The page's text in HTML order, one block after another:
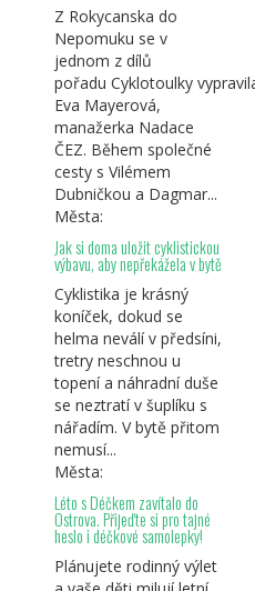
Z Rokycanska do
Nepomuku se v
jednom z dílů
pořadu Cyklotoulky
Eva Mayerová,
manažerka Nadace
ČEZ. Během společné
cesty s Vilémem
Dubničkou a Dagmar...
Města:
Jak si doma uložit cyklistickou
výbavu, aby nepřekážela v bytě
Cyklistika je krásný
koníček, dokud se
helma neválí v předsíni,
tretry neschnou u
topení a náhradní duše
se neztratí v šuplíku s
nářadím. V bytě přitom
nemusí...
Města:
Léto s Déčkem zavítalo do
Ostrova. Přijeďte si pro tajné
heslo i déčkové samolepky!
Plánujete rodinný výlet